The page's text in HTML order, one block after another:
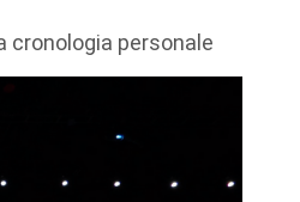
cronologia personale